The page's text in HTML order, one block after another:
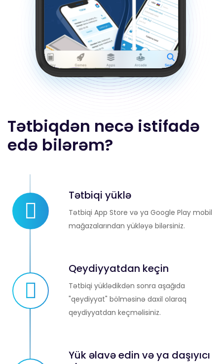
Tətbiqdən necə istifadə
edə bilərəm?
Tətbiqi yüklə
Tətbiqi App Store və ya Google Play mobil
mağazalarından yükləyə bilərsiniz.
Qeydiyyatdan keçin
Tətbiqi yüklədikdən sonra aşağıda
"qeydiyyat" bölməsinə daxil olaraq
qeydiyyatdan keçməlisiniz.
Yük əlavə edin və ya daşıyıcı